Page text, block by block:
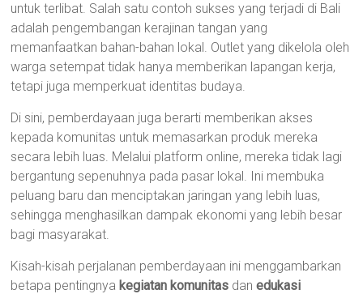
untuk terlibat. Salah satu contoh sukses yang terjadi di Bali
adalah pengembangan kerajinan tangan yang
memanfaatkan bahan-bahan lokal. Outlet yang dikelola oleh
warga setempat tidak hanya memberikan lapangan kerja,
tetapi juga memperkuat identitas budaya.
Di sini, pemberdayaan juga berarti memberikan akses
kepada komunitas untuk memasarkan produk mereka
secara lebih luas. Melalui platform online, mereka tidak lagi
bergantung sepenuhnya pada pasar lokal. Ini membuka
peluang baru dan menciptakan jaringan yang lebih luas,
sehingga menghasilkan dampak ekonomi yang lebih besar
bagi masyarakat.
Kisah-kisah perjalanan pemberdayaan ini menggambarkan
betapa pentingnya kegiatan komunitas danedukasi